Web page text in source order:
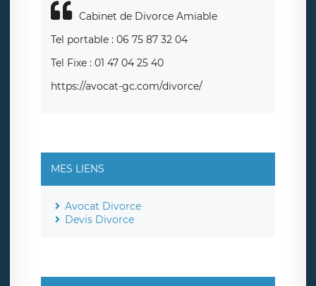
Cabinet de Divorce Amiable
Tel portable : 06 75 87 32 04
Tel Fixe : 01 47 04 25 40
https://avocat-gc.com/divorce/
MES LIENS
Avocat Divorce
Devis Divorce